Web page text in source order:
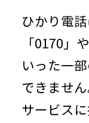
ひかり電
「0170」
いった一
できませ
サービス